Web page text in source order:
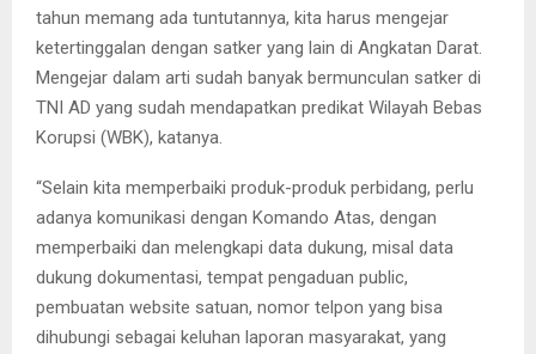
tahun memang ada tuntutannya, kita harus mengejar
ketertinggalan dengan satker yang lain di Angkatan Darat.
Mengejar dalam arti sudah banyak bermunculan satker di
TNI AD yang sudah mendapatkan predikat Wilayah Bebas
Korupsi (WBK), katanya.
“Selain kita memperbaiki produk-produk perbidang, perlu
adanya komunikasi dengan Komando Atas, dengan
memperbaiki dan melengkapi data dukung, misal data
dukung dokumentasi, tempat pengaduan public,
pembuatan website satuan, nomor telpon yang bisa
dihubungi sebagai keluhan laporan masyarakat, yang